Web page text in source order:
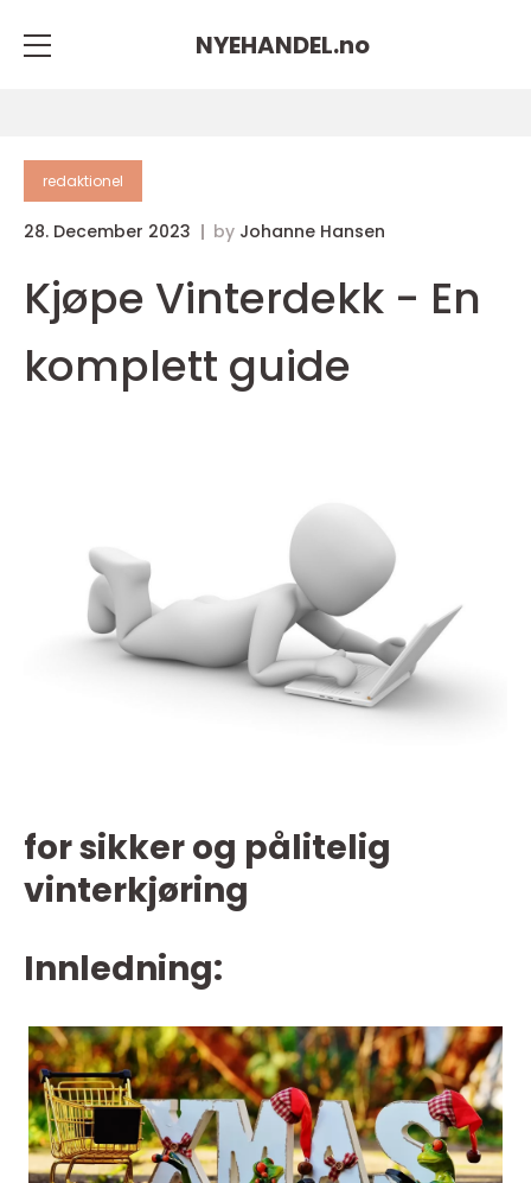
NYEHANDEL.no
redaktionel
28. December 2023 by Johanne Hansen
Kjøpe Vinterdekk - En
komplett guide
for sikker og pålitelig
vinterkjøring
Innledning: